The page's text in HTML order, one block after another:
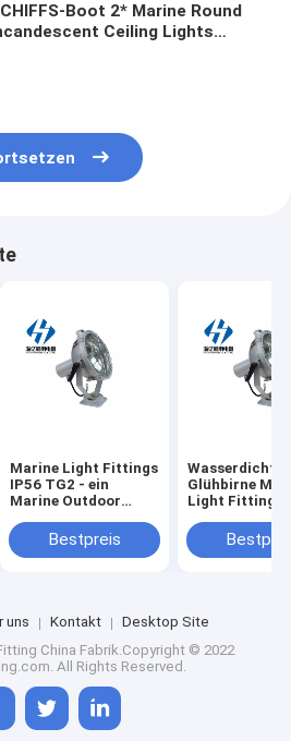
Boot 2* Marine Round
Ceiling Lights
Marine Light Fittings
IP56 TG2 - ein
Marine Outdoor
wasserdichte
Glühbirne
Bestpreis
Wasserdichte
Glühbirne
Light
Outdoor Dock
uns Kontakt
Desktop Site
China Fabrik.Copyright © 2022
All Rights Reserved.